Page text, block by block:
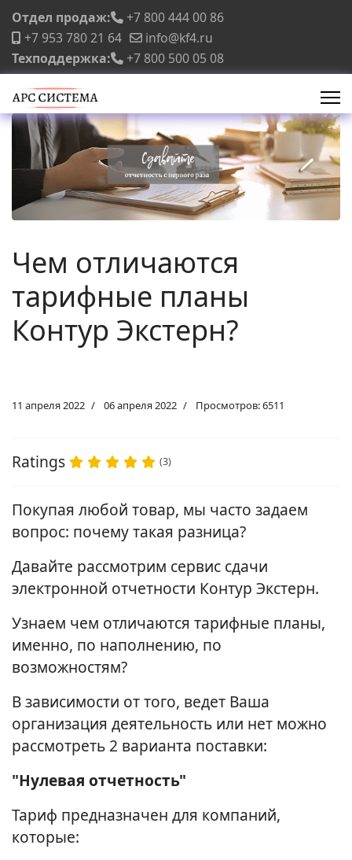
Отдел продаж:
+7 800 444 00 86
+7 953 780 21 64
info@kf4.ru
Техподдержка:
+7 800 500 05 08
Чем отличаются
тарифные планы
Контур Экстерн?
11 апреля 2022 06 апреля 2022 Просмотров: 6511
Ratings (3)
Покупая любой товар, мы часто задаем
вопрос: почему такая разница?
Давайте рассмотрим сервис сдачи
электронной отчетности Контур Экстерн.
Узнаем чем отличаются тарифные планы,
именно, по наполнению, по
возможностям?
В зависимости от того, ведет Ваша
организация деятельность или нет можно
рассмотреть 2 варианта поставки:
"Нулевая отчетность"
Тариф предназначен для компаний,
которые: